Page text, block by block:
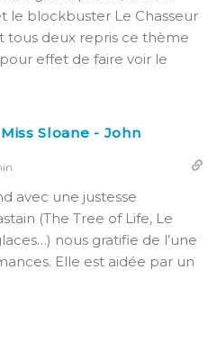
le blockbuster Le Chasseur
tous deux repris ce thème
effet de faire voir le
Sloane - John
avec une justesse
(The Tree of Life, Le
nous gratifie de l’une
Elle est aidée par un